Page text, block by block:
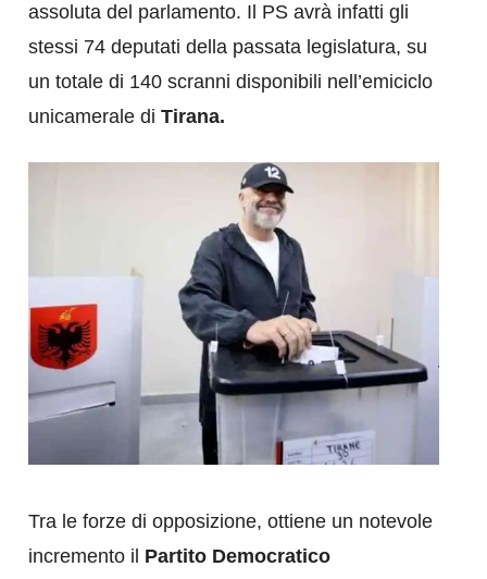
assoluta del parlamento. Il PS avrà infatti gli
stessi 74 deputati della passata legislatura, su
un totale di 140 scranni disponibili nell’emiciclo
unicamerale di Tirana.
Tra le forze di opposizione, ottiene un notevole
incremento il Partito Democratico